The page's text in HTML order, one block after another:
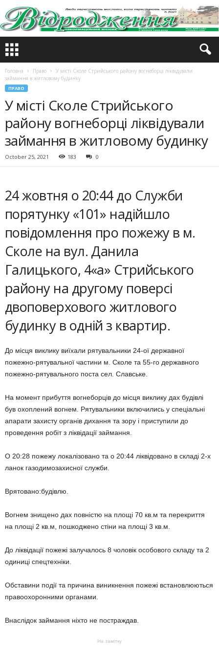
Головна Право
У місті Сколе Стрийського району вогнеборці ліквідували
займання в житловому будинку
ПРАВО
У місті Сколе Стрийського
району вогнеборці ліквідували
займання в житловому будинку
October 25, 2021 183 0
24 жовтня о 20:44 до Служби
порятунку «101» надійшло
повідомлення про пожежу в м.
Сколе на вул. Данила
Галицького, 4«а» Стрийського
району на другому поверсі
двоповерхового житлового
будинку в одній з квартир.
До місця виклику виїхали рятувальники 24-ої державної
пожежно-рятувальної частини м. Сколе та 55-го державного
пожежно-рятувального поста сел. Славське.
На момент прибуття вогнеборців до місця виклику дах будівлі
був охоплений вогнем. Рятувальники включились у спеціальні
апарати захисту органів дихання та зору і приступили до
проведення робіт з ліквідації займання.
О 20:28 пожежу локалізовано та о 20:44 ліквідовано в складі 2-х
ланок газодимозахисної служби.
Врятовано:будівлю.
Вогнем знищено дах повністю на площі 70 кв.м та перекриття
на площі 2 кв.м, пошкоджено стіни на площі 3 кв.м.
До ліквідації пожежі залучалось 8 чоловік особового складу та 2
одиниці спецтехніки.
Обставини події та причина виникнення пожежі встановлюються
правоохоронними органами.
Внаслідок займання ніхто не постраждав.
На замітку